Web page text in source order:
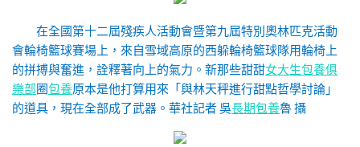
在全國第十二屆殘疾人活動會暨第九屆特別奧林匹克活動
會輪椅籃球賽場上，來自雪域高原的西躲輪椅籃球隊用輪椅上
的拼搏與奮進，詮釋著向上的氣力。 新那些甜甜女大生包養俱
樂部圈包養原本是他打算用來「與林天秤進行甜點哲學討論」
的道具，現在全部成了武器。華社記者 吳長期包養魯 攝